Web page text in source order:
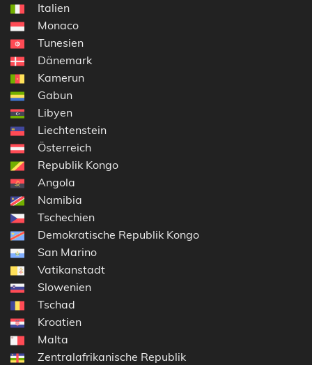
Italien
Monaco
Tunesien
Dänemark
Kamerun
Gabun
Libyen
Liechtenstein
Österreich
Republik Kongo
Angola
Namibia
Tschechien
Demokratische Republik Kongo
San Marino
Vatikanstadt
Slowenien
Tschad
Kroatien
Malta
Zentralafrikanische Republik